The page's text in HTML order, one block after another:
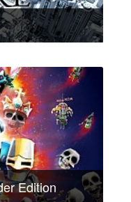
Edition